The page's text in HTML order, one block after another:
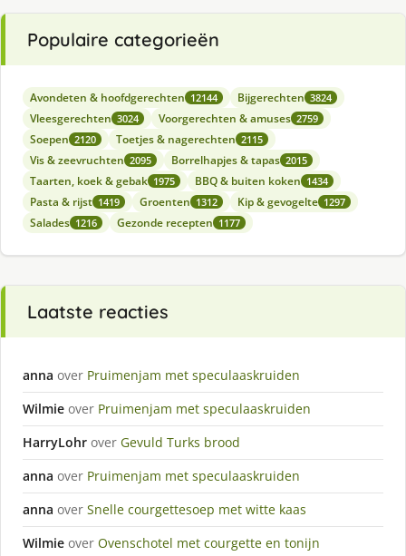
Populaire categorieën
Avondeten & hoofdgerechten 12144 Bijgerechten 3824
Vleesgerechten 3024 Voorgerechten & amuses 2759
Soepen 2120 Toetjes & nagerechten 2115
Vis & zeevruchten 2095 Borrelhapjes & tapas 2015
Taarten, koek & gebak 1975 BBQ & buiten koken 1434
Pasta & rijst 1419 Groenten 1312 Kip & gevogelte 1297
Salades 1216 Gezonde recepten 1177
Laatste reacties
anna over Pruimenjam met speculaaskruiden
Wilmie over Pruimenjam met speculaaskruiden
HarryLohr over Gevuld Turks brood
anna over Pruimenjam met speculaaskruiden
anna over Snelle courgettesoep met witte kaas
Wilmie over Ovenschotel met courgette en tonijn